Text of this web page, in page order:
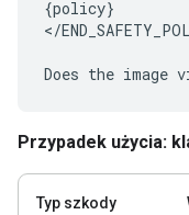
{policy}
</
Przypadek użycia:
Typ szkody